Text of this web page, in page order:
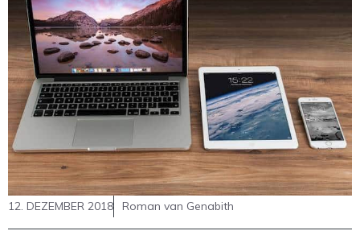
12. DEZEMBER 2018 Roman van Genabith